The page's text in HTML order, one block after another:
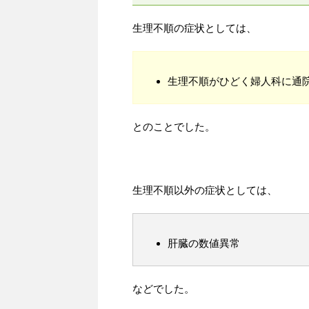
生理不順の症状としては、
生理不順がひどく婦人科に通
とのことでした。
生理不順以外の症状としては、
肝臓の数値異常
などでした。